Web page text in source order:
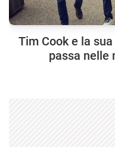
Tim Cook e la
passa nelle